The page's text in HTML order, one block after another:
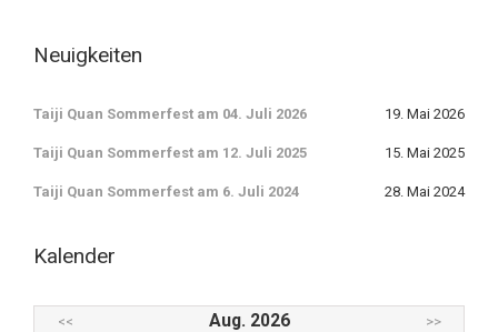
Neuigkeiten
Taiji Quan Sommerfest am 04. Juli 2026 19. Mai 2026
Taiji Quan Sommerfest am 12. Juli 2025 15. Mai 2025
Taiji Quan Sommerfest am 6. Juli 2024 28. Mai 2024
Kalender
<< Aug. 2026 >>